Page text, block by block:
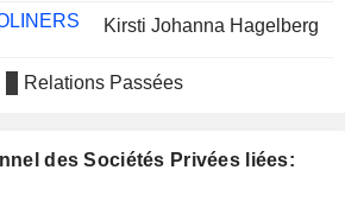
Kirsti Johanna Hagelberg
Boel Sundvall
Relations Passées
des Sociétés Privées liées: